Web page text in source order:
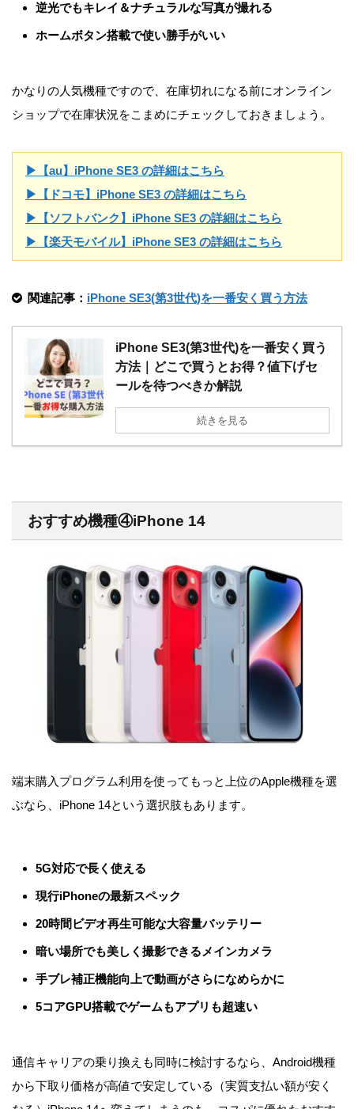
逆光でもキレイ＆ナチュラルな写真が撮れる
ホームボタン搭載で使い勝手がいい
かなりの人気機種ですので、在庫切れになる前にオンライン
ショップで在庫状況をこまめにチェックしておきましょう。
▶【au】iPhone SE3 の詳細はこちら
▶【ドコモ】iPhone SE3 の詳細はこちら
▶【ソフトバンク】iPhone SE3 の詳細はこちら
▶【楽天モバイル】iPhone SE3 の詳細はこちら
関連記事： iPhone SE3(第3世代)を一番安く買う方法
iPhone SE3(第3世代)を一番安く買う
方法｜どこで買うとお得？値下げセ
ールを待つべきか解説
続きを見る
おすすめ機種④iPhone 14
端末購入プログラム利用を使ってもっと上位のApple機種を選
ぶなら、iPhone 14という選択肢もあります。
5G対応で長く使える
現行iPhoneの最新スペック
20時間ビデオ再生可能な大容量バッテリー
暗い場所でも美しく撮影できるメインカメラ
手ブレ補正機能向上で動画がさらになめらかに
5コアGPU搭載でゲームもアプリも超速い
通信キャリアの乗り換えも同時に検討するなら、Android機種
から下取り価格が高値で安定している（実質支払い額が安く